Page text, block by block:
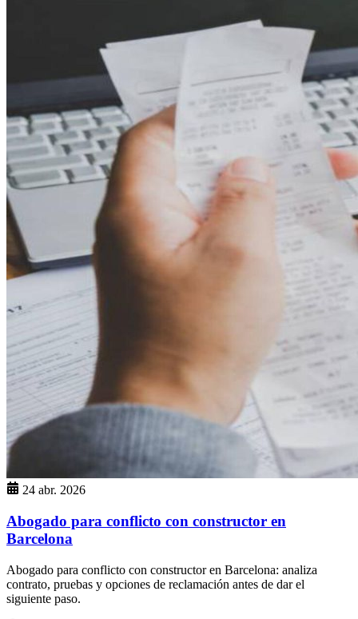
24 abr. 2026
Abogado para conflicto con constructor en
Barcelona
Abogado para conflicto con constructor en Barcelona: analiza
contrato, pruebas y opciones de reclamación antes de dar el
siguiente paso.